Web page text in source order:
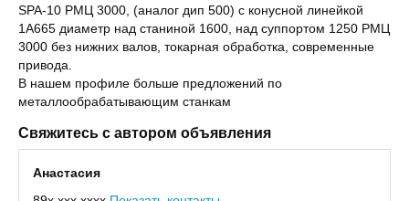
SPA-10 РМЦ 3000, (аналог дип 500) с конусной линейкой
1А665 диаметр над станиной 1600, над суппортом 1250 РМЦ
3000 без нижних валов, токарная обработка, современные
привода.
В нашем профиле больше предложений по
металлообрабатывающим станкам
Свяжитесь с автором объявления
Анастасия